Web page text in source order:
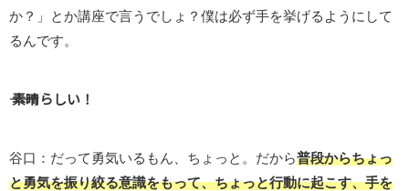
か？」とか講座で言うでしょ？僕は必ず手を挙げるようにして
るんです。
―― 素晴らしい！
谷口：だって勇気いるもん、ちょっと。だから普段からちょっ
と勇気を振り絞る意識をもって、ちょっと行動に起こす、手を